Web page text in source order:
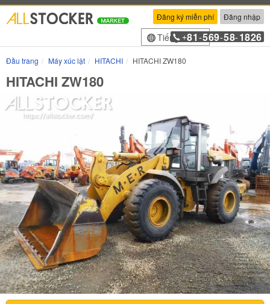
Đăng ký miễn phí Đăng nhập
Tiếng Việt
+81 -569-58-1826
Đầu trang Máy xúc lật HITACHI HITACHI ZW180
HITACHI ZW180